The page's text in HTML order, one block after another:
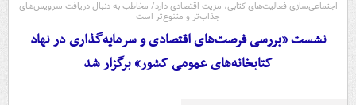
اجتماعی‌سازی فعالیت‌های کتابی، مزیت اقتصادی دارد/ مخاطب به دنبال دریافت سرویس‌های
جذاب‌تر و متنوع‌تر است
نشست «بررسی فرصت‌های اقتصادی و سرمایه‌گذاری در نهاد
کتابخانه‌های عمومی کشور» برگزار شد